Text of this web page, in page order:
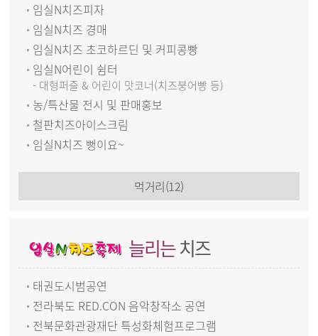
임실N치즈피자
임실N치즈 경매
임실N치즈 초코하르딘 및 커피콩빵
임실N어린이 쉼터
- 대형퍼즐 & 어린이 맛코너(치즈붕어빵 등)
농/특산물 전시 및 판매홍보
철판치즈아이스크림
임실N치즈 뻥이요~
먹거리(12)
늘리는치즈
태권도시범공연
전라북도 RED.CON 음악창작소 공연
전북문화관광재단 특성화체험프로그램